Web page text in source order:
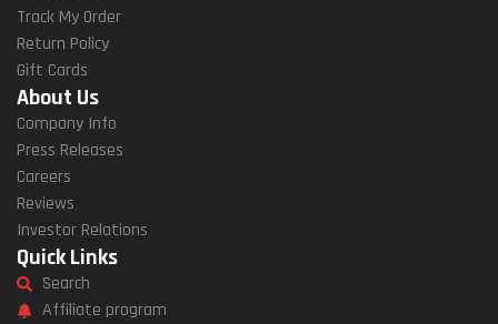
Track My Order
Return Policy
Gift Cards
About Us
Company Info
Press Releases
Careers
Reviews
Investor Relations
Quick Links
Search
Affiliate program